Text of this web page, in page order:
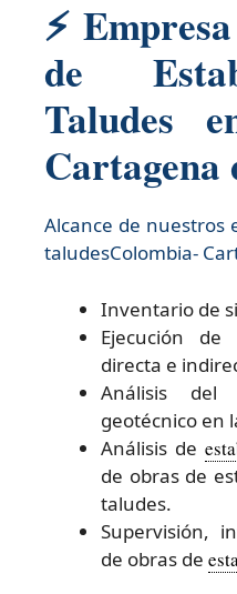
⚡
de
Taludes
Cartagena
Alcance de nuestros
taludesColombia-
Inventario de
Ejecución de
directa e
Análisis del
geotécnico en
Análisis de
de obras de
taludes.
Supervisión,
de obras de